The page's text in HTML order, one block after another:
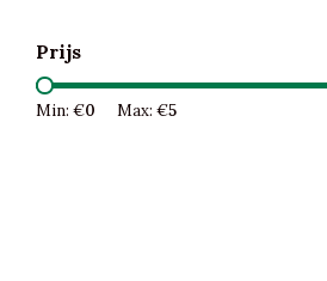
Prijs
Min: €0 Max: €5